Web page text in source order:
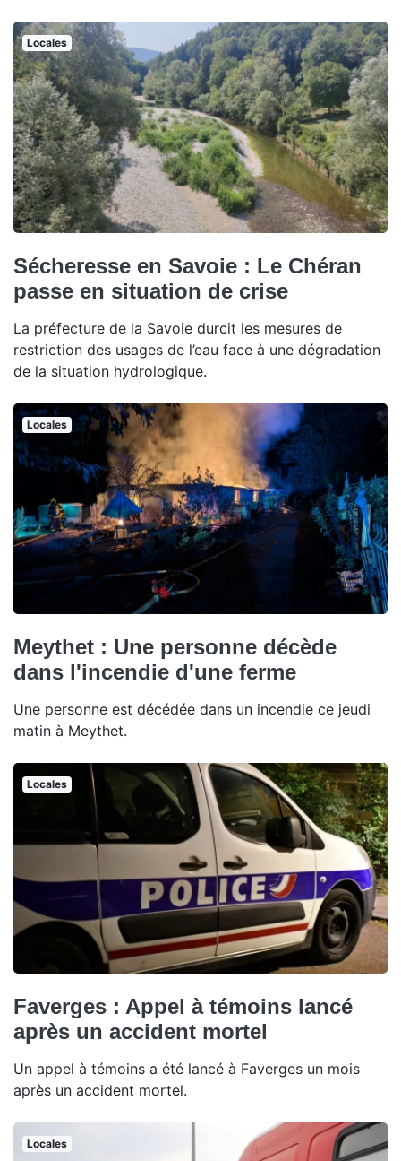
Locales
Sécheresse en Savoie : Le Chéran
passe en situation de crise
La préfecture de la Savoie durcit les mesures de
restriction des usages de l’eau face à une dégradation
de la situation hydrologique.
Locales
Meythet : Une personne décède
dans l'incendie d'une ferme
Une personne est décédée dans un incendie ce jeudi
matin à Meythet.
Locales
Faverges : Appel à témoins lancé
après un accident mortel
Un appel à témoins a été lancé à Faverges un mois
après un accident mortel.
Locales